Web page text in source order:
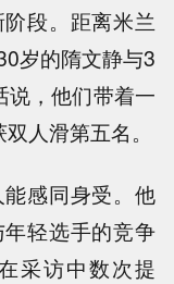
段。距离米兰
岁的隋文静与3
，他们带着一
人滑第五名。
感同身受。他
轻选手的竞争
采访中数次提